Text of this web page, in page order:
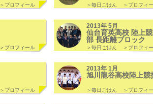
＞プロフィール ＞毎日ごはん ＞プロフィ
＞プロフィール
2013年 5月
仙台育英高校 陸上
部 長距離ブロック
＞毎日ごはん ＞プロフィ
＞プロフィール
2013年 1月
旭川龍谷高校陸上競
＞毎日ごはん ＞プロフィ